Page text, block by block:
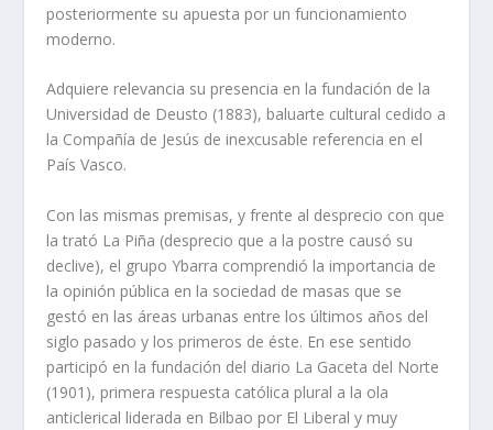
posteriormente su apuesta por un funcionamiento
moderno.
Adquiere relevancia su presencia en la fundación de la
Universidad de Deusto (1883), baluarte cultural cedido a
la Compañí­a de Jesús de inexcusable referencia en el
Paí­s Vasco.
Con las mismas premisas, y frente al desprecio con que
la trató La Piña (desprecio que a la postre causó su
declive), el grupo Ybarra comprendió la importancia de
la opinión pública en la sociedad de masas que se
gestó en las áreas urbanas entre los últimos años del
siglo pasado y los primeros de éste. En ese sentido
participó en la fundación del diario La Gaceta del Norte
(1901), primera respuesta católica plural a la ola
anticlerical liderada en Bilbao por El Liberal y muy